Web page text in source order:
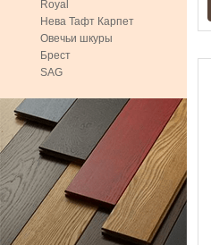
Royal
Нева Тафт Карпет
Овечьи шкуры
Брест
SAG